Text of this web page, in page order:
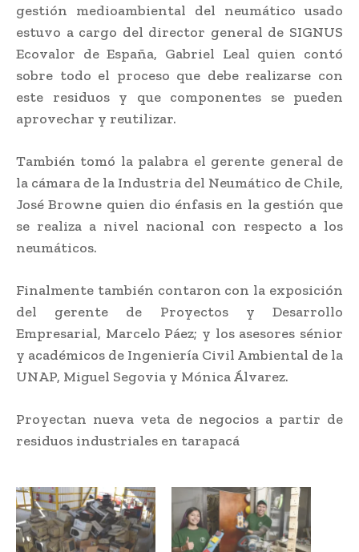
gestión medioambiental del neumático usado
estuvo a cargo del director general de SIGNUS
Ecovalor de España, Gabriel Leal quien contó
sobre todo el proceso que debe realizarse con
este residuos y que componentes se pueden
aprovechar y reutilizar.
También tomó la palabra el gerente general de
la cámara de la Industria del Neumático de Chile,
José Browne quien dio énfasis en la gestión que
se realiza a nivel nacional con respecto a los
neumáticos.
Finalmente también contaron con la exposición
del gerente de Proyectos y Desarrollo
Empresarial, Marcelo Páez; y los asesores sénior
y académicos de Ingeniería Civil Ambiental de la
UNAP, Miguel Segovia y Mónica Álvarez.
Proyectan nueva veta de negocios a partir de
residuos industriales en tarapacá